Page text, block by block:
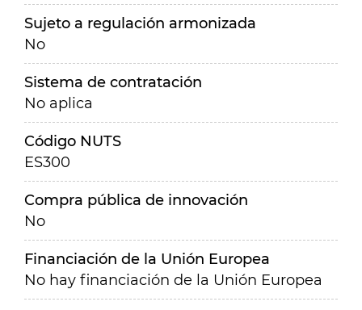
Sujeto a regulación armonizada
No
Sistema de contratación
No aplica
Código NUTS
ES300
Compra pública de innovación
No
Financiación de la Unión Europea
No hay financiación de la Unión Europea